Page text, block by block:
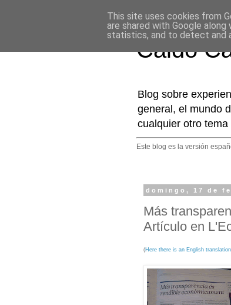
Caldo
Blog sobre
general, el mundo
cualquier otro
Este blog es la versión
domingo, 17 de
Más
Artículo en
(Here there is an English
This site uses cookies from
are shared with Google
statistics, and to detect and